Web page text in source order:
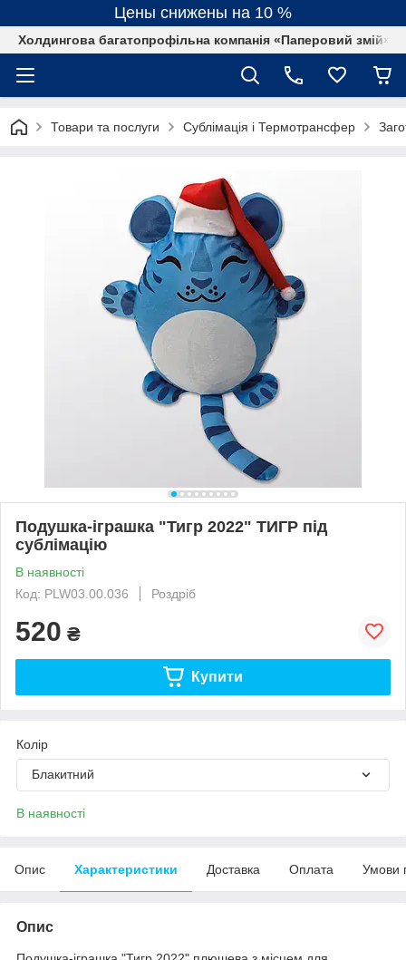
Цены снижены на 10 %
Холдингова багатопрофільна компанія «Паперовий змій»
Товари та послуги Сублімація і Термотрансфер
Подушка-іграшка "Тигр 2022" ТИГР під
сублімацію
В наявності
Код: PLW03.00.036
Роздріб
520 ₴
Купити
Колір
Блакитний
В наявності
Опис Характеристики Доставка Оплата Умови
Опис